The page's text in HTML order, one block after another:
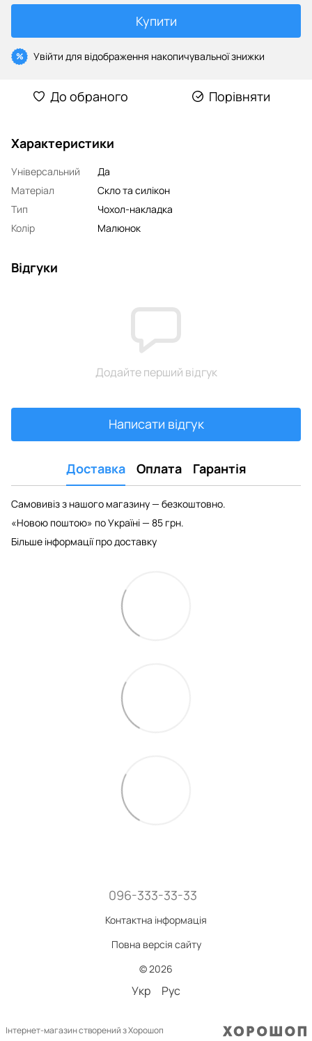
Купити
% Увійти для відображення накопичувальної знижки
До обраного Порівняти
Характеристики
Універсальний
Да
Матеріал
Скло та силікон
Тип
Чохол-накладка
Колір
Малюнок
Відгуки
Додайте перший відгук
Написати відгук
Доставка Оплата Гарантія
Самовивіз з нашого магазину — безкоштовно.
«Новою поштою» по Україні — 85 грн.
Більше інформації про доставку
096-333-33-33
Контактна інформація
Повна версія сайту
© 2026
Укр Рус
Інтернет-магазин створений з Хорошоп